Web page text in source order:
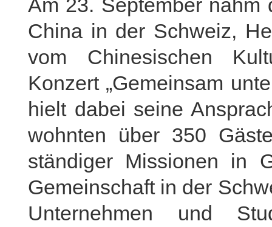
Am 23. September nahm
China in der Schweiz,
vom Chinesischen
Konzert „Gemeinsam
hielt dabei seine
wohnten über 350
ständiger Missionen in
Gemeinschaft in der
Unternehmen und